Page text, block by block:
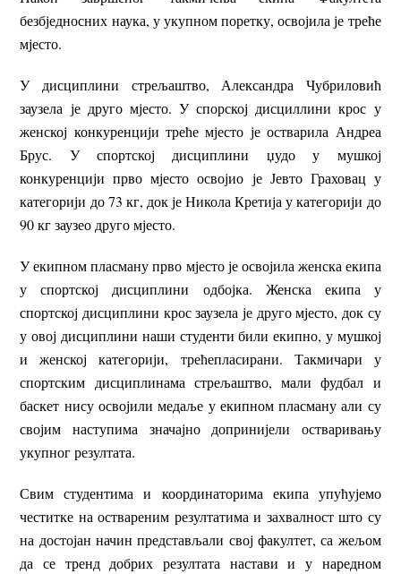
безбједносних наука, у укупном поретку, освојила је треће
мјесто.
У дисциплини стрељаштво, Александра Чубриловић
заузела је друго мјесто. У спорској дисциллини крос у
женској конкуренцији треће мјесто је остварила Андреа
Брус. У спортској дисциплини џудо у мушкој
конкуренцији прво мјесто освојио је Јевто Граховац у
категорији до 73 кг, док је Никола Кретија у категорији до
90 кг заузео друго мјесто.
У екипном пласману прво мјесто је освојила женска екипа
у спортској дисциплини одбојка. Женска екипа у
спортској дисциплини крос заузела је друго мјесто, док су
у овој дисциплини наши студенти били екипно, у мушкој
и женској категорији, трећепласирани. Такмичари у
спортским дисциплинама стрељаштво, мали фудбал и
баскет нису освојили медаље у екипном пласману али су
својим наступима значајно допринијели остваривању
укупног резултата.
Свим студентима и координаторима екипа упућујемо
честитке на оствареним резултатима и захвалност што су
на достојан начин представљали свој факултет, са жељом
да се тренд добрих резултата настави и у наредном